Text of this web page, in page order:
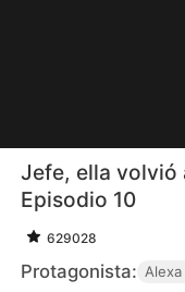
Jefe, ella volvió
Episodio 10
629028
Protagonista: